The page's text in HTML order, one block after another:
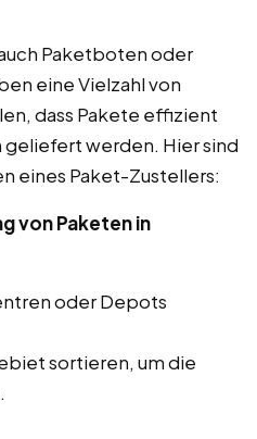
Paketboten oder
eine Vielzahl von
dass Pakete effizient
geliefert werden. Hier sind
eines Paket-Zustellers:
von Paketen in
oder Depots
sortieren, um die